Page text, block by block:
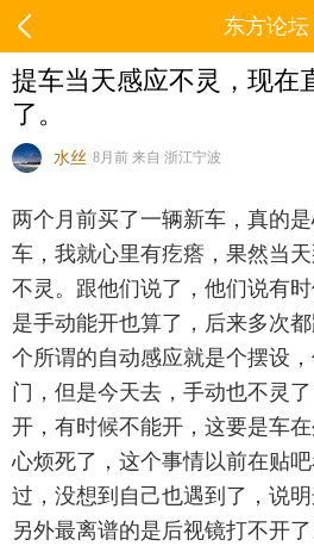
东方论坛
提车当天感应不灵，现在
了。
水丝 8月前 来自 浙江宁波
两个月前买了一辆新车，真的
车，我就心里有疙瘩，果然当
不灵。跟他们说了，他们说有
是手动能开也算了，后来多次
个所谓的自动感应就是个摆设
门，但是今天去，手动也不灵
开，有时候不能开，这要是车
心烦死了，这个事情以前在贴
过，没想到自己也遇到了，说明
另外最离谱的是后视镜打不开